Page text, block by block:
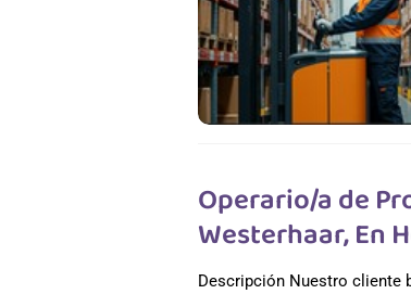
Operario/a de
Westerhaar, En
Descripción Nuestro cliente